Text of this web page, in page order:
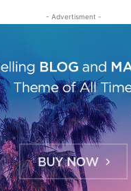
- Advertisment -